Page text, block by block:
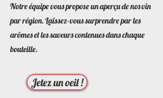
Notre équipe vous propose un aperçu de nos vin
par région. Laissez-vous surprendre par les
arômes et les saveurs contenues dans chaque
bouteille.
Jetez un oeil !